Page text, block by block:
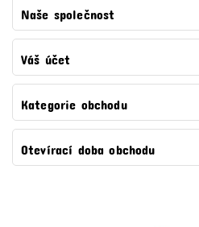
Naše společnost
Váš účet
Kategorie obchodu
Otevírací doba obchodu